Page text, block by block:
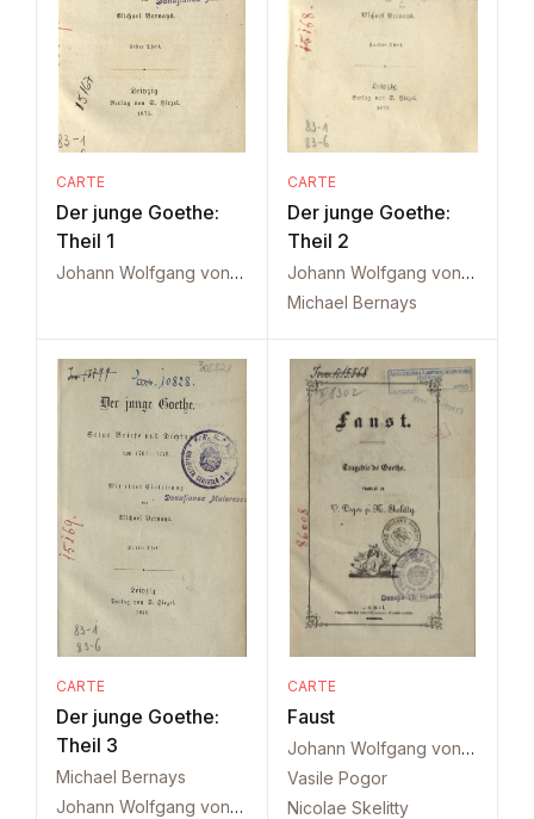
CARTE
Der junge Goethe:
Theil 1
Johann Wolfgang von Goethe
CARTE
Der junge Goethe:
Theil 2
Johann Wolfgang von Goethe
Michael Bernays
CARTE
Der junge Goethe:
Theil 3
Michael Bernays
Johann Wolfgang von Goethe
CARTE
Faust
Johann Wolfgang von Goethe
Vasile Pogor
Nicolae Skelitty